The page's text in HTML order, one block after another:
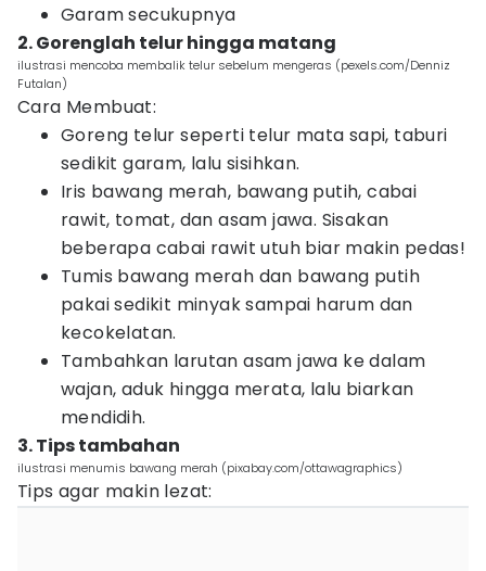
Garam secukupnya
2. Gorenglah telur hingga matang
ilustrasi mencoba membalik telur sebelum mengeras (pexels.com/Denniz
Futalan)
Cara Membuat:
Goreng telur seperti telur mata sapi, taburi
sedikit garam, lalu sisihkan.
Iris bawang merah, bawang putih, cabai
rawit, tomat, dan asam jawa. Sisakan
beberapa cabai rawit utuh biar makin pedas!
Tumis bawang merah dan bawang putih
pakai sedikit minyak sampai harum dan
kecokelatan.
Tambahkan larutan asam jawa ke dalam
wajan, aduk hingga merata, lalu biarkan
mendidih.
3. Tips tambahan
ilustrasi menumis bawang merah (pixabay.com/ottawagraphics)
Tips agar makin lezat: